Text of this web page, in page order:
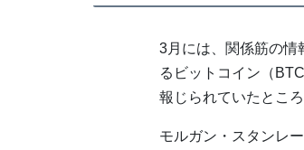
3月には、関係筋の情
るビットコイン（
報じられていたところ
モルガン・スタンレ